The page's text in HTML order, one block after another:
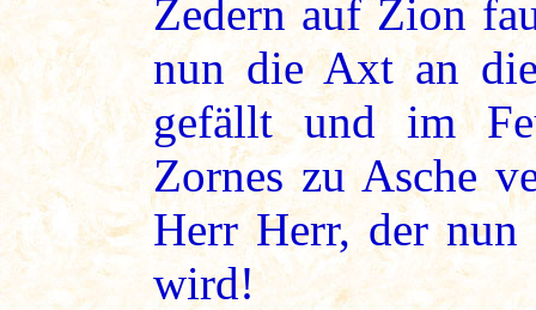
Zedern auf Zion
nun die Axt an
gefällt und im
Zornes zu Asche
Herr Herr, der
wird!